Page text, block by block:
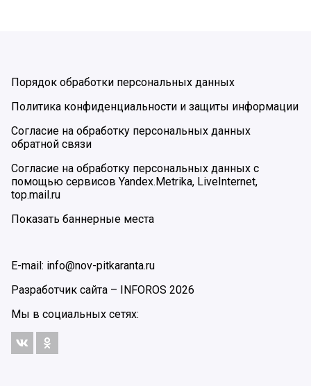
Порядок обработки персональных данных
Политика конфиденциальности и защиты информации
Согласие на обработку персональных данных
обратной связи
Согласие на обработку персональных данных с
помощью сервисов Yandex.Metrika, LiveInternet,
top.mail.ru
Показать баннерные места
E-mail: info@nov-pitkaranta.ru
Разработчик сайта –
INFOROS 2026
Мы в социальных сетях: